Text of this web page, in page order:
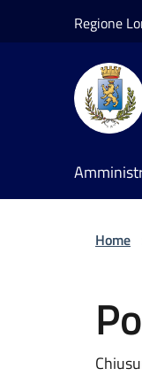
Regione
Home